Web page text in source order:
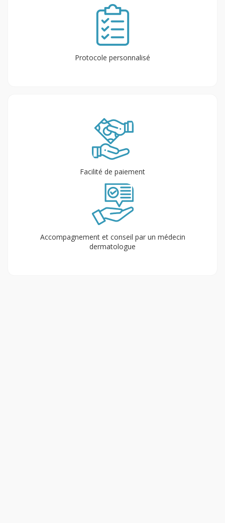
Protocole personnalisé
Facilité de paiement
Accompagnement et conseil par un médecin
dermatologue